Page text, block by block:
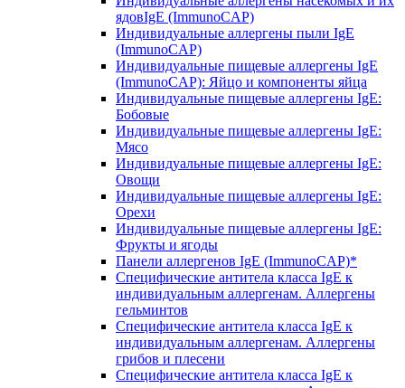
ядовIgE (ImmunoCAP)
Индивидуальные аллергены пыли IgE
(ImmunoCAP)
Индивидуальные пищевые аллергены IgE
(ImmunoCAP): Яйцо и компоненты яйца
Индивидуальные пищевые аллергены IgE:
Бобовые
Индивидуальные пищевые аллергены IgE:
Мясо
Индивидуальные пищевые аллергены IgE:
Овощи
Индивидуальные пищевые аллергены IgE:
Орехи
Индивидуальные пищевые аллергены IgE:
Фрукты и ягоды
Панели аллергенов IgE (ImmunoCAP)*
Специфические антитела класса IgE к
индивидуальным аллергенам. Аллергены
гельминтов
Специфические антитела класса IgE к
индивидуальным аллергенам. Аллергены
грибов и плесени
Специфические антитела класса IgE к